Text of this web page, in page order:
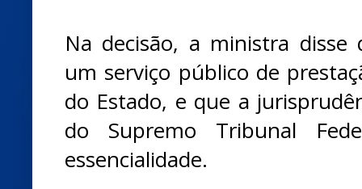
Na decisão, a ministra disse
um serviço público de
do Estado, e que a
do Supremo Tribunal
essencialidade.